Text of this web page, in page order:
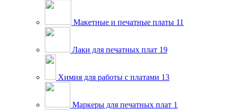
Макетные и печатные платы 11
Лаки для печатных плат 19
Химия для работы с платами 13
Маркеры для печатных плат 1